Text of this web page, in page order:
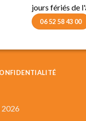
jours fériés de
06 52 58 43 00